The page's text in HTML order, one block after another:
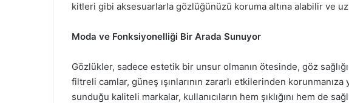
kitleri gibi aksesuarlarla gözlüğünüzü koruma altına alabilir ve
Moda ve Fonksiyonelliği Bir Arada Sunuyor
Gözlükler, sadece estetik bir unsur olmanın ötesinde, göz
filtreli camlar, güneş ışınlarının zararlı etkilerinden korunmanıza
sunduğu kaliteli markalar, kullanıcıların hem şıklığını hem de